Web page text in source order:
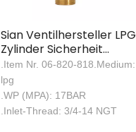
Sian Ventilhersteller LPG
Zylinder Sicherheit
Messing Polventile-V6
.Item Nr. 06-820-818.Medium:
lpg
.WP (MPA): 17BAR
.Inlet-Thread: 3/4-14 NGT